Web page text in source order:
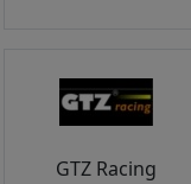
GTZ Racing